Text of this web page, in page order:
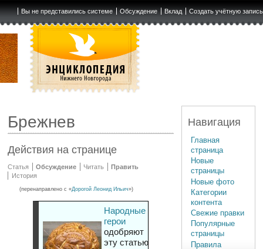
Вы не представились системе Обсуждение Вклад Создать учётную запись
Брежнев
Действия на странице
Статья Обсуждение Читать
Править
История
(перенаправлено с «Дорогой Леонид Ильич»)
Народные
герои
одобряют
эту статью
Навигация
Главная
страница
Новые
страницы
Новые фото
Категории
контента
Свежие правки
Популярные
страницы
Правила